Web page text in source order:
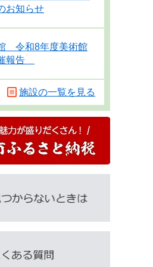
お知らせ
令和8年度美術館
報告
施設の一覧を見る